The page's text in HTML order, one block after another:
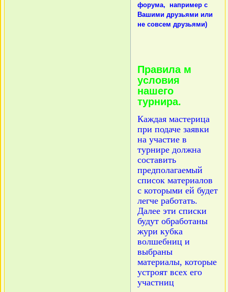
форума, например с
Вашими друзьями или
не совсем друзьями)
Правила м
условия
нашего
турнира.
Каждая мастерица
при подаче заявки
на участие в
турнире должна
составить
предполагаемый
список материалов
с которыми ей будет
легче работать.
Далее эти списки
будут обработаны
жури кубка
волшебниц и
выбраны
материалы, которые
устроят всех его
участниц